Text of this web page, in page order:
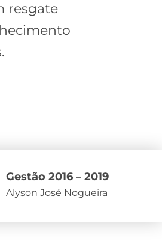
resgate
Gestão 2016 – 2019
Alyson José Nogueira